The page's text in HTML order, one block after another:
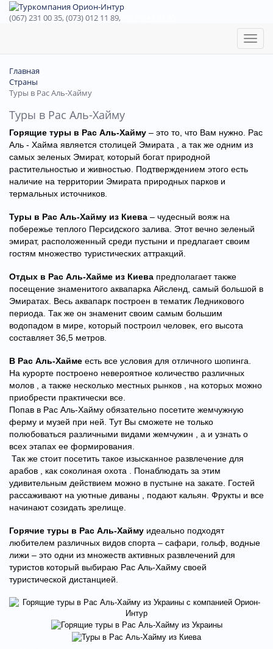
(067) 231 00 35, (073) 012 11 89,
Toggle
Главная
Страны
Туры в Рас Аль-Хайму
Туры в Рас Аль-Хайму
Горящие туры в Рас Аль-Хайму – это то, что Вам нужно. Рас
Аль - Хайма является столицей Эмирата , а так же одним из
самых зеленых Эмират, который богат природной
растительностью и живностью. Подтверждением этого есть
наличие на территории Эмирата природных парков и
термальных источников.
Туры в Рас Аль-Хайму из Киева – чудесный вояж на
побережье теплого Персидского залива. Этот вечно зеленый
эмират, расположенный среди пустыни и предлагает своим
гостям множество туристических аттракций.
Отдых в Рас Аль-Хайме из Киева предполагает также
посещение знаменитого аквапарка Айсленд, самый большой в
Эмиратах. Весь аквапарк построен в тематик Ледникового
периода. Так же он знаменит своим самым большим
водопадом в мире, который построил человек, его высота
составляет 36,5 метров.
В Рас Аль-Хайме есть все условия для отличного шопинга.
На курорте построено невероятное количество различных
молов , а также несколько местных рынков , на которых можно
приобрести практически все.
Попав в Рас Аль-Хайму обязательно посетите жемчужную
ферму и музей при ней. Тут Вы сможете не только
полюбоваться различными видами жемчужин , а и узнать о
всех этапах ее формирования.
Так же стоит посетить такое изысканное развлечение для
арабов , как соколиная охота . Понаблюдать за этим
удивительным действием можно в пустыне на закате. Гостей
рассаживают на уютные диваны , подают кальян. Фрукты и все
начинают созидать зрелище.
Горячие туры в Рас Аль-Хайму идеально подходят
любителем различных видов спорта – сафари, гольф, водные
лижи – это одни из множеств активных развлечений для
туристов который выбираю Рас Аль-Хайму своей
туристической дистанцией.